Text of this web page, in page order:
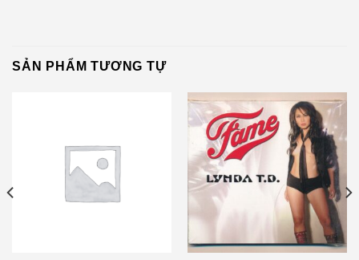
SẢN PHẨM TƯƠNG TỰ